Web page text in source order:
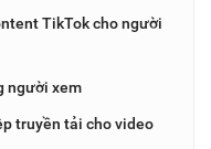
TikTok cho người
người xem
truyền tải cho video